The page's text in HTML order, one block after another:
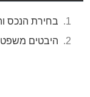
בחירת הנכס
היבטים